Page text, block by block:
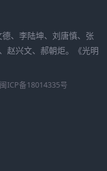
、李陆坤、刘唐慎、张
赵兴文、郝朝炬。《光明
闽ICP备18014335号